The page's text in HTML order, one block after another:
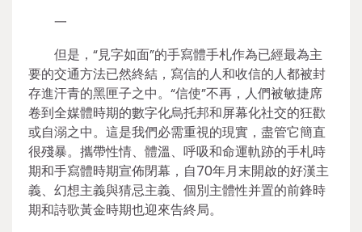
一
但是，“見字如面”的手寫體手札作為已經最為主
要的交通方法已然終結，寫信的人和收信的人都被封
存進汗青的黑匣子之中。“信使”不再，人們被敏捷席
卷到全媒體時期的數字化烏托邦和屏幕化社交的狂歡
或自溺之中。這是我們必需重視的現實，盡管它簡直
很殘暴。攜帶性情、體溫、呼吸和命運軌跡的手札時
期和手寫體時期宣佈閉幕，自70年月末開啟的好漢主
義、幻想主義與猜忌主義、個別主體性并置的前鋒時
期和詩歌黃金時期也迎來告終局。